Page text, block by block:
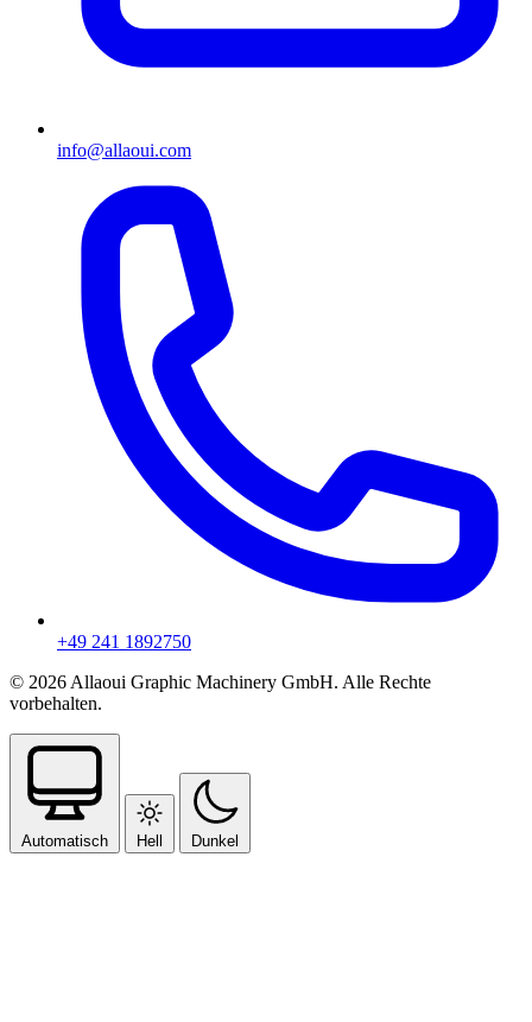
info@allaoui.com
+49 241 1892750
© 2026 Allaoui Graphic Machinery GmbH. Alle Rechte
vorbehalten.
Automatisch Hell Dunkel